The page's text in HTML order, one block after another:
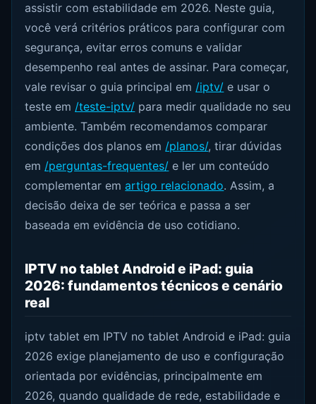
assistir com estabilidade em 2026. Neste guia,
você verá critérios práticos para configurar com
segurança, evitar erros comuns e validar
desempenho real antes de assinar. Para começar,
vale revisar o guia principal em /iptv/ e usar o
teste em /teste-iptv/ para medir qualidade no seu
ambiente. Também recomendamos comparar
condições dos planos em /planos/, tirar dúvidas
em /perguntas-frequentes/ e ler um conteúdo
complementar emartigo relacionado. Assim, a
decisão deixa de ser teórica e passa a ser
baseada em evidência de uso cotidiano.
IPTV no tablet Android e iPad: guia
2026: fundamentos técnicos e cenário
real
iptv tablet em IPTV no tablet Android e iPad: guia
2026 exige planejamento de uso e configuração
orientada por evidências, principalmente em
2026, quando qualidade de rede, estabilidade e